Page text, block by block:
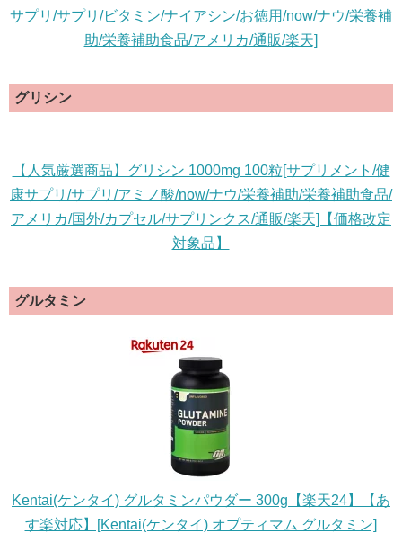
サプリ/サプリ/ビタミン/ナイアシン/お徳用/now/ナウ/栄養補
助/栄養補助食品/アメリカ/通販/楽天]
グリシン
【人気厳選商品】グリシン 1000mg 100粒[サプリメント/健
康サプリ/サプリ/アミノ酸/now/ナウ/栄養補助/栄養補助食品/
アメリカ/国外/カプセル/サプリンクス/通販/楽天]【価格改定
対象品】
グルタミン
Kentai(ケンタイ) グルタミンパウダー 300g【楽天24】【あ
す楽対応】[Kentai(ケンタイ) オプティマム グルタミン]